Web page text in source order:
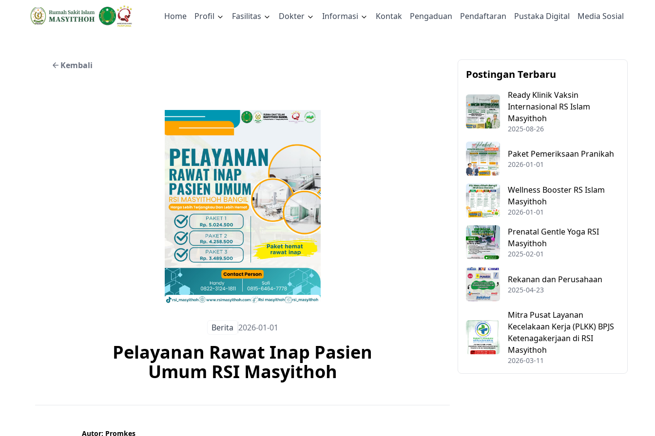
Home Profil Fasilitas Dokter Informasi Kontak Pengaduan Pendaftaran Pustaka Digital Media Sosial
Kembali
Berita 2026-01-01
Pelayanan Rawat Inap Pasien
Umum RSI Masyithoh
Autor: Promkes
Postingan Terbaru
Ready Klinik Vaksin
Internasional RS Islam
Masyithoh
2025-08-26
Paket Pemeriksaan Pranikah
2026-01-01
Wellness Booster RS Islam
Masyithoh
2026-01-01
Prenatal Gentle Yoga RSI
Masyithoh
2025-02-01
Rekanan dan Perusahaan
2025-04-23
Mitra Pusat Layanan
Kecelakaan Kerja (PLKK) BPJS
Ketenagakerjaan di RSI
Masyithoh
2026-03-11